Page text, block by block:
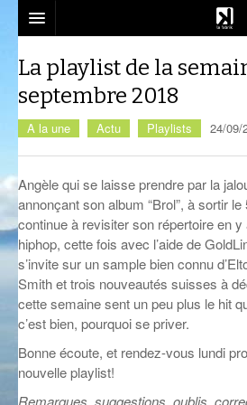
EMISSIONS
AZIMUT
CARTOGRAPHIE INTIME
CÉSURE
COMPLÈTEMENT DES BULLES
CURIOSITÉS
DJ SETS
LES COLLABORATEURS
CONSTRUCT
EST-CE QU’ON PEUT ALLER?
RADIO MASALA
EVÉNEMENTS
PLAYLISTS
SOCIÉTÉ
LA RADIO
LA FABRIK
NOUS REJOINDRE
SOUTIEN ET PARTENARIATS
ATELIERS ET FORMATIONS
CONTACT
La playlist de la
septembre 2018
A la une Actu Playlists 24/09/
Angèle qui se laisse prendre par la
annonçant son album “Brol”, à sortir
continue à revisiter son répertoire en
hiphop, cette fois avec l’aide de
s’invite sur un sample bien connu
Smith et trois nouveautés suisses à
cette semaine sent un peu plus le hit
c’est bien, pourquoi se priver.
Bonne écoute, et rendez-vous lundi
nouvelle playlist!
Remarques, suggestions, oublis,